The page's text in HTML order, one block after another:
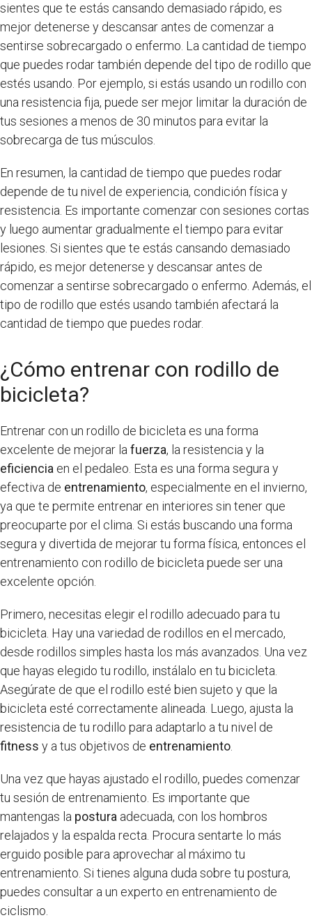
sientes que te estás cansando demasiado rápido, es
mejor detenerse y descansar antes de comenzar a
sentirse sobrecargado o enfermo. La cantidad de tiempo
que puedes rodar también depende del tipo de rodillo que
estés usando. Por ejemplo, si estás usando un rodillo con
una resistencia fija, puede ser mejor limitar la duración de
tus sesiones a menos de 30 minutos para evitar la
sobrecarga de tus músculos.
En resumen, la cantidad de tiempo que puedes rodar
depende de tu nivel de experiencia, condición física y
resistencia. Es importante comenzar con sesiones cortas
y luego aumentar gradualmente el tiempo para evitar
lesiones. Si sientes que te estás cansando demasiado
rápido, es mejor detenerse y descansar antes de
comenzar a sentirse sobrecargado o enfermo. Además, el
tipo de rodillo que estés usando también afectará la
cantidad de tiempo que puedes rodar.
¿Cómo entrenar con rodillo de
bicicleta?
Entrenar con un rodillo de bicicleta es una forma
excelente de mejorar la fuerza, la resistencia y la
eficiencia en el pedaleo. Esta es una forma segura y
efectiva de entrenamiento, especialmente en el invierno,
ya que te permite entrenar en interiores sin tener que
preocuparte por el clima. Si estás buscando una forma
segura y divertida de mejorar tu forma física, entonces el
entrenamiento con rodillo de bicicleta puede ser una
excelente opción.
Primero, necesitas elegir el rodillo adecuado para tu
bicicleta. Hay una variedad de rodillos en el mercado,
desde rodillos simples hasta los más avanzados. Una vez
que hayas elegido tu rodillo, instálalo en tu bicicleta.
Asegúrate de que el rodillo esté bien sujeto y que la
bicicleta esté correctamente alineada. Luego, ajusta la
resistencia de tu rodillo para adaptarlo a tu nivel de
fitness y a tus objetivos de entrenamiento
Una vez que hayas ajustado el rodillo, puedes comenzar
tu sesión de entrenamiento. Es importante que
mantengas la postura adecuada, con los hombros
relajados y la espalda recta. Procura sentarte lo más
erguido posible para aprovechar al máximo tu
entrenamiento. Si tienes alguna duda sobre tu postura,
puedes consultar a un experto en entrenamiento de
ciclismo.